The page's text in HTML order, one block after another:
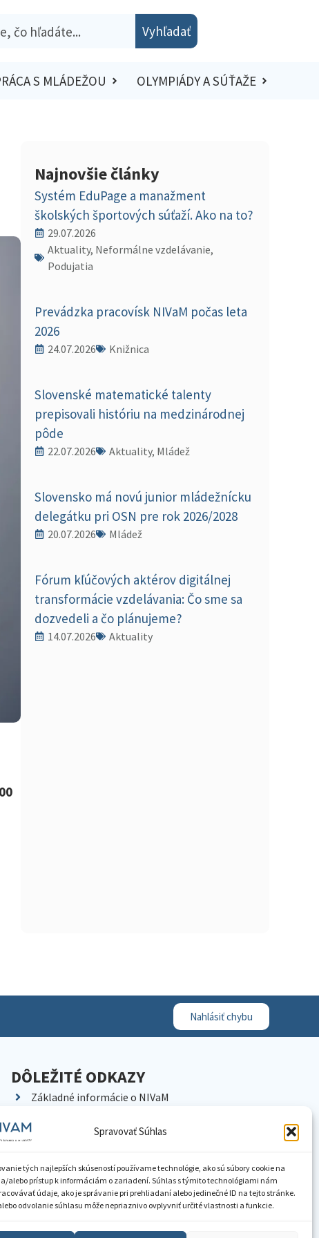
Spravovať Súhlas
tých najlepších skúseností používame technológie, ako sú súbory cookie na
alebo prístup k informáciám o zariadení. Súhlas s týmito technológiami nám
údaje, ako je správanie pri prehliadaní alebo jedinečné ID na tejto stránke.
odvolanie súhlasu môže nepriaznivo ovplyvniť určité vlastnosti a funkcie.
Vyhľadať
S MLÁDEŽOU OLYMPIÁDY A SÚŤAŽE
Najnovšie články
Systém EduPage a manažment
školských športových súťaží. Ako na to?
29.07.2026
Aktuality, Neformálne vzdelávanie,
Podujatia
Prevádzka pracovísk NIVaM počas leta
2026
24.07.2026 Knižnica
Slovenské matematické talenty
prepisovali históriu na medzinárodnej
pôde
22.07.2026 Aktuality, Mládež
Slovensko má novú junior mládežnícku
delegátku pri OSN pre rok 2026/2028
20.07.2026 Mládež
Fórum kľúčových aktérov digitálnej
transformácie vzdelávania: Čo sme sa
dozvedeli a čo plánujeme?
14.07.2026 Aktuality
Nahlásiť chybu
DÔLEŽITÉ ODKAZY
Základné informácie o NIVaM
Kariéra
Pracoviská NIVaM
Dokumenty inštitúcie